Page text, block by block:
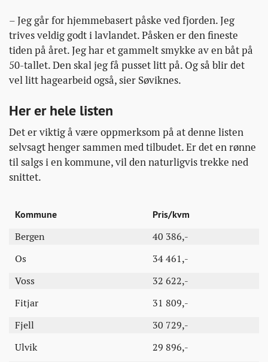
– Jeg går for hjemmebasert påske ved fjorden. Jeg
trives veldig godt i lavlandet. Påsken er den fineste
tiden på året. Jeg har et gammelt smykke av en båt på
50-tallet. Den skal jeg få pusset litt på. Og så blir det
vel litt hagearbeid også, sier Søviknes.
Her er hele listen
Det er viktig å være oppmerksom på at denne listen
selvsagt henger sammen med tilbudet. Er det en rønne
til salgs i en kommune, vil den naturligvis trekke ned
snittet.
Kommune
Pris/kvm
Bergen
40 386,-
Os
34 461,-
Voss
32 622,-
Fitjar
31 809,-
Fjell
30 729,-
Ulvik
29 896,-